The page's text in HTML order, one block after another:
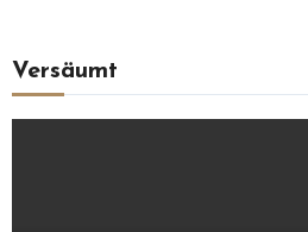
Versäumt